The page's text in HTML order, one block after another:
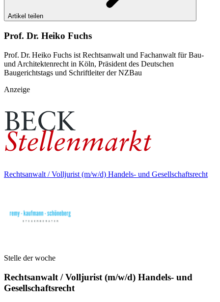
Artikel teilen
Prof. Dr. Heiko Fuchs
Prof. Dr. Heiko Fuchs ist Rechtsanwalt und Fachanwalt für Bau-
und Architektenrecht in Köln, Präsident des Deutschen
Baugerichtstags und Schriftleiter der NZBau
Anzeige
Rechtsanwalt / Volljurist (m/w/d) Handels- und Gesellschaftsrecht
Stelle der woche
Rechtsanwalt / Volljurist (m/w/d) Handels- und
Gesellschaftsrecht